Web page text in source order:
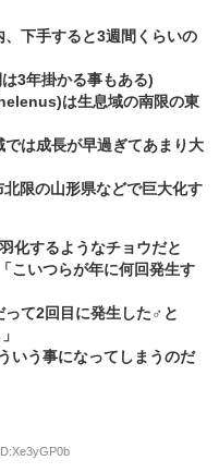
下手すると3週間くらいの
3年掛かる事もある)
は生息域の南限の東
は成長が早過ぎてあまり大
限の山形県などで巨大化す
化するようなチョウだと
こいつらが年に何回発生す
って2回目に発生した♂と
いう事になってしまうのだ